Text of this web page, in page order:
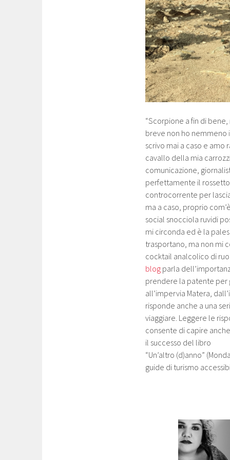
“Scorpione a fin di
breve non ho nemmeno
scrivo mai a caso e amo
cavallo della mia
comunicazione,
perfettamente il
controcorrente per
ma a caso, proprio
social snocciola ruvidi
mi circonda ed è la
trasportano, ma non mi
cocktail analcolico di
blog parla
prendere la patente per
all’impervia Matera,
risponde anche a una
viaggiare. Leggere le
consente di capire
il successo del libro
“Un’altro (d)anno”
guide di turismo